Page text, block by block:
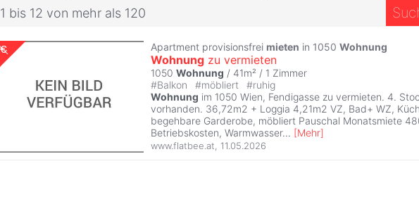
1 bis 12 von mehr als 120
Apartment provisionsfrei mieten in 1050 Wohnung
Wohnung zu vermieten
1050 Wohnung / 41m² / 1 Zimmer
#Balkon #möbliert #ruhig
Wohnung im 1050 Wien, Fendigasse zu vermieten. 4.
vorhanden. 36,72m2 + Loggia 4,21m2 VZ, Bad+ WZ,
begehbare Garderobe, möbliert Pauschal Monatsmiete
Betriebskosten, Warmwasser... [Mehr]
www.flatbee.at 11.05.2026